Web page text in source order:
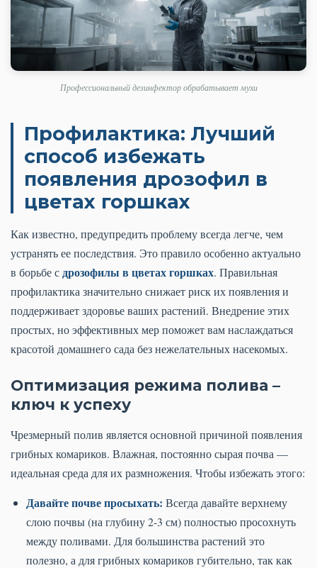
Профессиональный дезинфектор обрабатывает мухи
Профилактика: Лучший
способ избежать
появления дрозофил в
цветах горшках
Как известно, предупредить проблему всегда легче, чем
устранять ее последствия. Это правило особенно актуально
в борьбе сдрозофилы в цветах горшках. Правильная
профилактика значительно снижает риск их появления и
поддерживает здоровье ваших растений. Внедрение этих
простых, но эффективных мер поможет вам наслаждаться
красотой домашнего сада без нежелательных насекомых.
Оптимизация режима полива –
ключ к успеху
Чрезмерный полив является основной причиной появления
грибных комариков. Влажная, постоянно сырая почва —
идеальная среда для их размножения. Чтобы избежать этого:
Давайте почве просыхать: Всегда давайте верхнему
слою почвы (на глубину 2-3 см) полностью просохнуть
между поливами. Для большинства растений это
полезно, а для грибных комариков губительно, так как